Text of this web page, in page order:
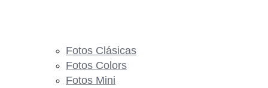
Fotos Clásicas
Fotos Colors
Fotos Mini